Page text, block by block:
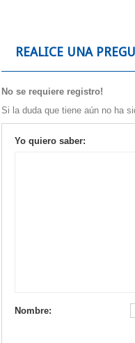
REALICE UNA
No se requiere registro!
Si la duda que tiene aún no ha
Yo quiero saber:
Nombre: